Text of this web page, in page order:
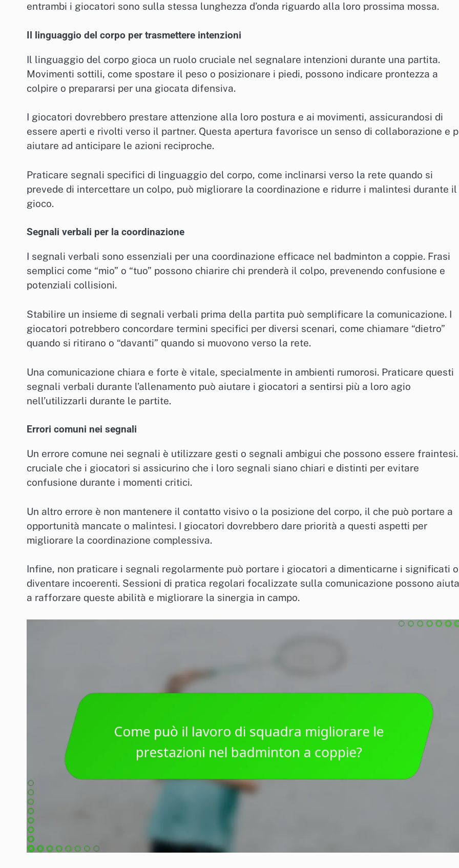
entrambi i giocatori sono sulla stessa lunghezza d’onda riguardo alla loro prossima mossa.
Il linguaggio del corpo per trasmettere intenzioni
Il linguaggio del corpo gioca un ruolo cruciale nel segnalare intenzioni durante una partita.
Movimenti sottili, come spostare il peso o posizionare i piedi, possono indicare prontezza a
colpire o prepararsi per una giocata difensiva.
I giocatori dovrebbero prestare attenzione alla loro postura e ai movimenti, assicurandosi di
essere aperti e rivolti verso il partner. Questa apertura favorisce un senso di collaborazione e
aiutare ad anticipare le azioni reciproche.
Praticare segnali specifici di linguaggio del corpo, come inclinarsi verso la rete quando si
prevede di intercettare un colpo, può migliorare la coordinazione e ridurre i malintesi durante il
gioco.
Segnali verbali per la coordinazione
I segnali verbali sono essenziali per una coordinazione efficace nel badminton a coppie. Frasi
semplici come “mio” o “tuo” possono chiarire chi prenderà il colpo, prevenendo confusione e
potenziali collisioni.
Stabilire un insieme di segnali verbali prima della partita può semplificare la comunicazione. I
giocatori potrebbero concordare termini specifici per diversi scenari, come chiamare “dietro”
quando si ritirano o “davanti” quando si muovono verso la rete.
Una comunicazione chiara e forte è vitale, specialmente in ambienti rumorosi. Praticare questi
segnali verbali durante l’allenamento può aiutare i giocatori a sentirsi più a loro agio
nell’utilizzarli durante le partite.
Errori comuni nei segnali
Un errore comune nei segnali è utilizzare gesti o segnali ambigui che possono essere fraintesi.
cruciale che i giocatori si assicurino che i loro segnali siano chiari e distinti per evitare
confusione durante i momenti critici.
Un altro errore è non mantenere il contatto visivo o la posizione del corpo, il che può portare a
opportunità mancate o malintesi. I giocatori dovrebbero dare priorità a questi aspetti per
migliorare la coordinazione complessiva.
Infine, non praticare i segnali regolarmente può portare i giocatori a dimenticarne i significati
diventare incoerenti. Sessioni di pratica regolari focalizzate sulla comunicazione possono
a rafforzare queste abilità e migliorare la sinergia in campo.